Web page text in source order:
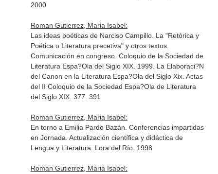
2000
Roman Gutierrez, Maria Isabel:
Las ideas poéticas de Narciso Campillo. La "Retórica y
Poética o Literatura precetiva" y otros textos.
Comunicación en congreso. Coloquio de la Sociedad de
Literatura Espa?Ola del Siglo XIX. 1999. La Elaboraci?N
del Canon en la Literatura Espa?Ola del Siglo Xix. Actas
del II Coloquio de la Sociedad Espa?Ola de Literatura
del Siglo XIX. 377. 391
Roman Gutierrez, Maria Isabel:
En torno a Emilia Pardo Bazán. Conferencias impartidas
en Jornada. Actualización científica y didáctica de
Lengua y Literatura. Lora del Río. 1998
Roman Gutierrez, Maria Isabel: